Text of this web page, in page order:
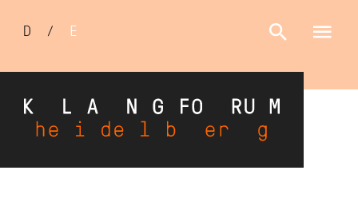
Sprachumschalter
D / E